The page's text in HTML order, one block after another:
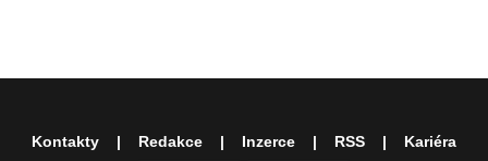
Kontakty Redakce Inzerce RSS Kariéra